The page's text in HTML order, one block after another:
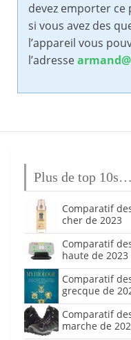
devez emporter ce
si vous avez des
l’appareil vous
l’adresse
Plus de top 10s…
Comparatif
cher de 2023
Comparatif
haute de 2023
Comparatif
grecque de
Comparatif
marche de